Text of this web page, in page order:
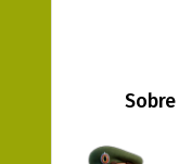
Sobre